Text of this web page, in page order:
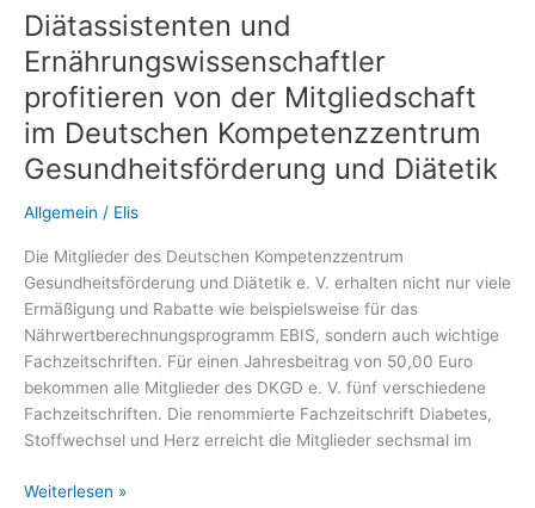
Diätassistenten und
Ernährungswissenschaftler
profitieren von der Mitgliedschaft
im Deutschen Kompetenzzentrum
Gesundheitsförderung und Diätetik
Allgemein / Elis
Die Mitglieder des Deutschen Kompetenzzentrum
Gesundheitsförderung und Diätetik e. V. erhalten nicht nur viele
Ermäßigung und Rabatte wie beispielsweise für das
Nährwertberechnungsprogramm EBIS, sondern auch wichtige
Fachzeitschriften. Für einen Jahresbeitrag von 50,00 Euro
bekommen alle Mitglieder des DKGD e. V. fünf verschiedene
Fachzeitschriften. Die renommierte Fachzeitschrift Diabetes,
Stoffwechsel und Herz erreicht die Mitglieder sechsmal im
Diätassistenten
Weiterlesen »